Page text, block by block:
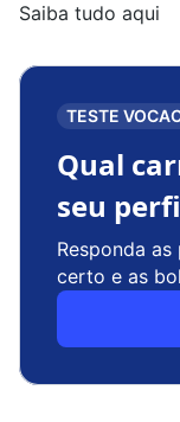
Saiba tudo aqui
TESTE
Qual
seu
Responda
certo e as